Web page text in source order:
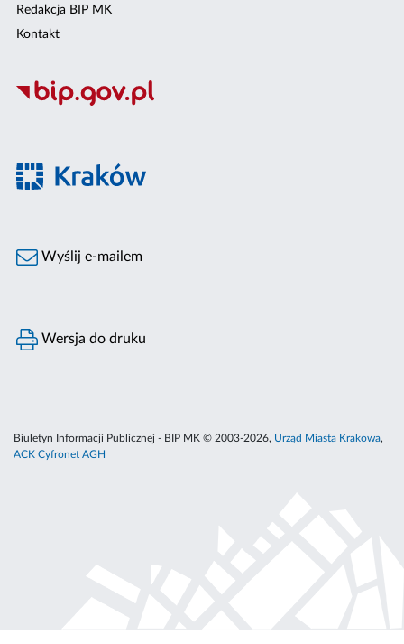
Redakcja BIP MK
Kontakt
Wyślij e-mailem
Wersja do druku
Biuletyn Informacji Publicznej - BIP MK © 2003-2026, Urząd Miasta Krakowa,
ACK Cyfronet AGH